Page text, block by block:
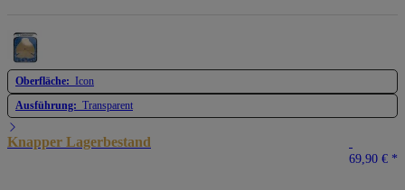
Oberfläche: Icon
Ausführung: Transparent
Knapper Lagerbestand
69,90 € *